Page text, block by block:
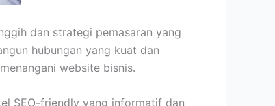
dan strategi pemasaran yang
hubungan yang kuat dan
website bisnis.
SEO-friendly yang informatif dan